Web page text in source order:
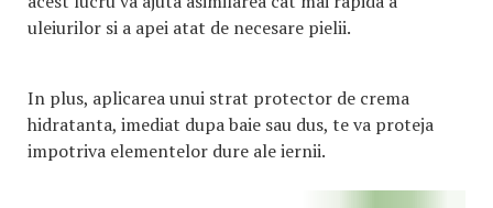
uleiurilor si a apei atat de necesare pielii.
In plus, aplicarea unui strat protector de crema
hidratanta, imediat dupa baie sau dus, te va proteja
impotriva elementelor dure ale iernii.